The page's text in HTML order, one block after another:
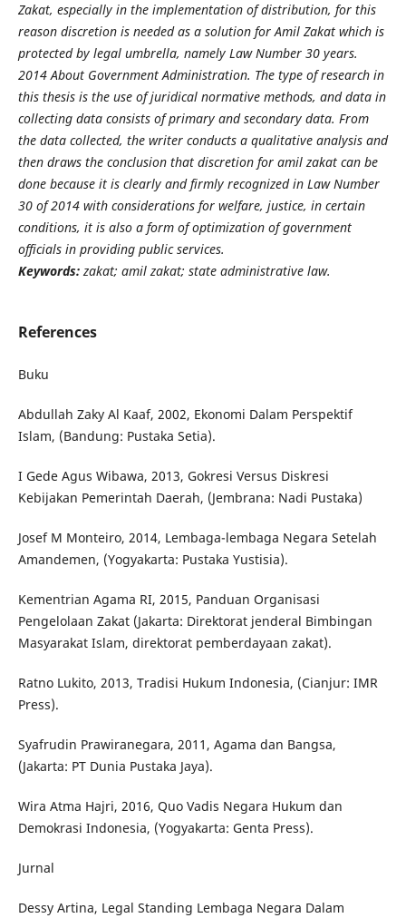
Zakat, especially in the implementation of distribution, for this
reason discretion is needed as a solution for Amil Zakat which is
protected by legal umbrella, namely Law Number 30 years.
2014 About Government Administration. The type of research in
this thesis is the use of juridical normative methods, and data in
collecting data consists of primary and secondary data. From
the data collected, the writer conducts a qualitative analysis and
then draws the conclusion that discretion for amil zakat can be
done because it is clearly and firmly recognized in Law Number
30 of 2014 with considerations for welfare, justice, in certain
conditions, it is also a form of optimization of government
officials in providing public services.
Keywords:zakat; amil zakat; state administrative law.
References
Buku
Abdullah Zaky Al Kaaf, 2002, Ekonomi Dalam Perspektif
Islam, (Bandung: Pustaka Setia).
I Gede Agus Wibawa, 2013, Gokresi Versus Diskresi
Kebijakan Pemerintah Daerah, (Jembrana: Nadi Pustaka)
Josef M Monteiro, 2014, Lembaga-lembaga Negara Setelah
Amandemen, (Yogyakarta: Pustaka Yustisia).
Kementrian Agama RI, 2015, Panduan Organisasi
Pengelolaan Zakat (Jakarta: Direktorat jenderal Bimbingan
Masyarakat Islam, direktorat pemberdayaan zakat).
Ratno Lukito, 2013, Tradisi Hukum Indonesia, (Cianjur: IMR
Press).
Syafrudin Prawiranegara, 2011, Agama dan Bangsa,
(Jakarta: PT Dunia Pustaka Jaya).
Wira Atma Hajri, 2016, Quo Vadis Negara Hukum dan
Demokrasi Indonesia, (Yogyakarta: Genta Press).
Jurnal
Dessy Artina, Legal Standing Lembaga Negara Dalam